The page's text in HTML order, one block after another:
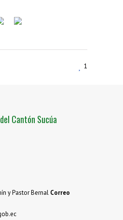
1
Cantón Sucúa
y Pastor Bernal Correo